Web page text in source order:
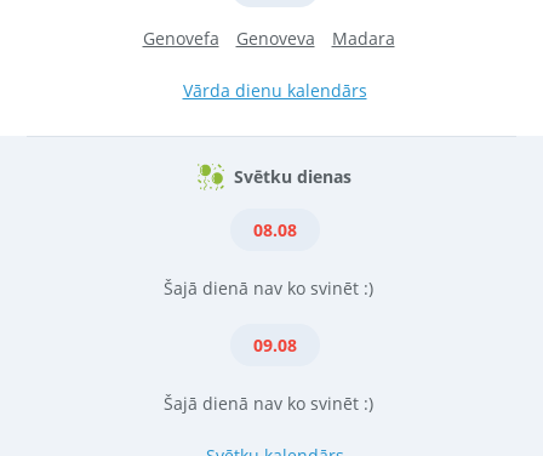
Genovefa Genoveva Madara
Vārda dienu kalendārs
Svētku dienas
08.08
Šajā dienā nav ko svinēt :)
09.08
Šajā dienā nav ko svinēt :)